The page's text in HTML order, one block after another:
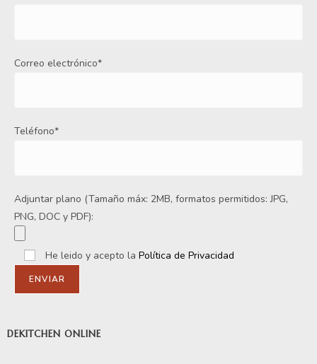
Correo electrónico*
Teléfono*
Adjuntar plano (Tamaño máx: 2MB, formatos permitidos: JPG,
PNG, DOC y PDF):
He leido y acepto la Política de Privacidad
DEKITCHEN ONLINE